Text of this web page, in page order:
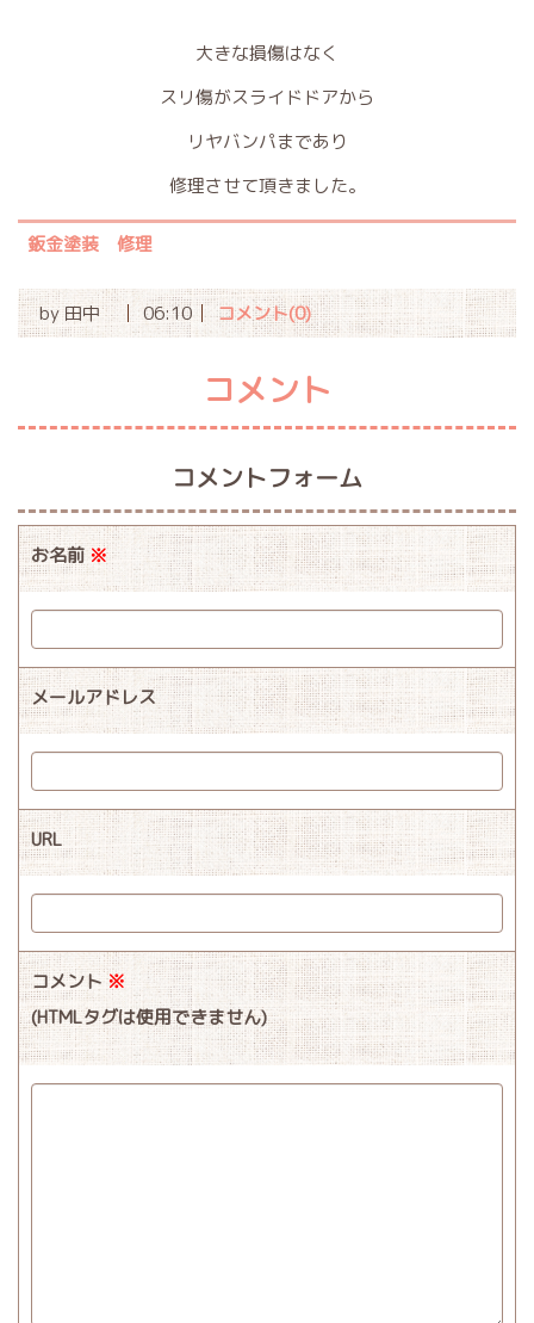
大きな損傷はなく
スリ傷がスライドドアから
リヤバンパまであり
修理させて頂きました。
鈑金塗装 修理
by田中 06:10 コメント(0)
コメント
コメントフォーム
お名前※
メールアドレス
URL
コメント※
(HTMLタグは使用できません)